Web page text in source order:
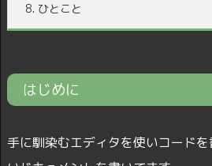
8. ひとこと
はじめに
手に馴染むエディタを使いコード